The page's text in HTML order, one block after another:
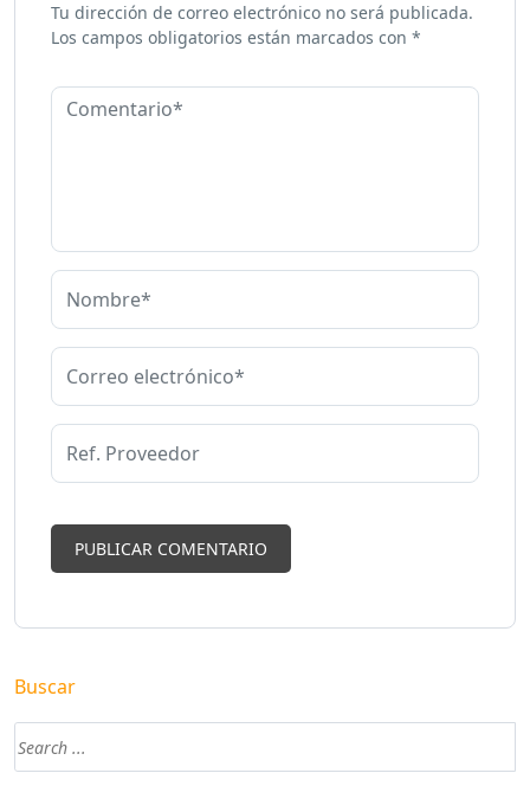
Tu dirección de correo electrónico no será publicada.
Los campos obligatorios están marcados con *
Buscar